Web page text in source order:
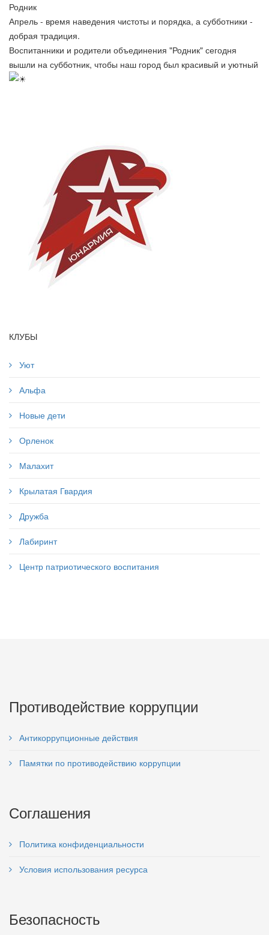
Родник
Апрель - время наведения чистоты и порядка, а субботники -
добрая традиция.
Воспитанники и родители объединения "Родник" сегодня
вышли на субботник, чтобы наш город был красивый и уютный
КЛУБЫ
Уют
Альфа
Новые дети
Орленок
Малахит
Крылатая Гвардия
Дружба
Лабиринт
Центр патриотического воспитания
Противодействие коррупции
Антикоррупционные действия
Памятки по противодействию коррупции
Соглашения
Политика конфиденциальности
Условия использования ресурса
Безопасность